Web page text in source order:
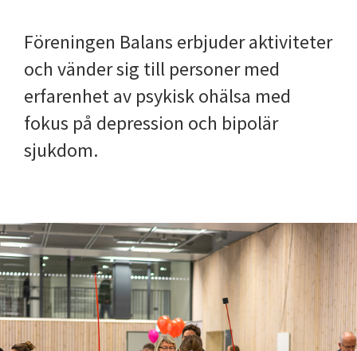
Föreningen Balans erbjuder aktiviteter
och vänder sig till personer med
erfarenhet av psykisk ohälsa med
fokus på depression och bipolär
sjukdom.